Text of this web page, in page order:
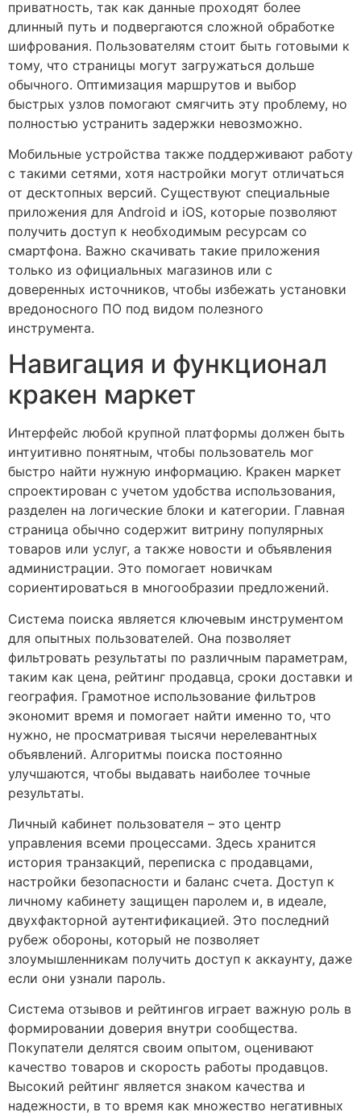
приватность, так как данные проходят более
длинный путь и подвергаются сложной обработке
шифрования. Пользователям стоит быть готовыми к
тому, что страницы могут загружаться дольше
обычного. Оптимизация маршрутов и выбор
быстрых узлов помогают смягчить эту проблему, но
полностью устранить задержки невозможно.
Мобильные устройства также поддерживают работу
с такими сетями, хотя настройки могут отличаться
от десктопных версий. Существуют специальные
приложения для Android и iOS, которые позволяют
получить доступ к необходимым ресурсам со
смартфона. Важно скачивать такие приложения
только из официальных магазинов или с
доверенных источников, чтобы избежать установки
вредоносного ПО под видом полезного
инструмента.
Навигация и функционал
кракен маркет
Интерфейс любой крупной платформы должен быть
интуитивно понятным, чтобы пользователь мог
быстро найти нужную информацию. Кракен маркет
спроектирован с учетом удобства использования,
разделен на логические блоки и категории. Главная
страница обычно содержит витрину популярных
товаров или услуг, а также новости и объявления
администрации. Это помогает новичкам
сориентироваться в многообразии предложений.
Система поиска является ключевым инструментом
для опытных пользователей. Она позволяет
фильтровать результаты по различным параметрам,
таким как цена, рейтинг продавца, сроки доставки и
география. Грамотное использование фильтров
экономит время и помогает найти именно то, что
нужно, не просматривая тысячи нерелевантных
объявлений. Алгоритмы поиска постоянно
улучшаются, чтобы выдавать наиболее точные
результаты.
Личный кабинет пользователя – это центр
управления всеми процессами. Здесь хранится
история транзакций, переписка с продавцами,
настройки безопасности и баланс счета. Доступ к
личному кабинету защищен паролем и, в идеале,
двухфакторной аутентификацией. Это последний
рубеж обороны, который не позволяет
злоумышленникам получить доступ к аккаунту, даже
если они узнали пароль.
Система отзывов и рейтингов играет важную роль в
формировании доверия внутри сообщества.
Покупатели делятся своим опытом, оценивают
качество товаров и скорость работы продавцов.
Высокий рейтинг является знаком качества и
надежности, в то время как множество негативных